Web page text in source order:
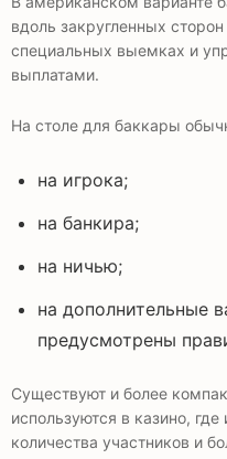
вдоль закругленных
специальных выемках и
выплатами.
На столе для баккары
на игрока;
на банкира;
на ничью;
на дополнительные
предусмотрены
Существуют и более
используются в казино,
количества участников и